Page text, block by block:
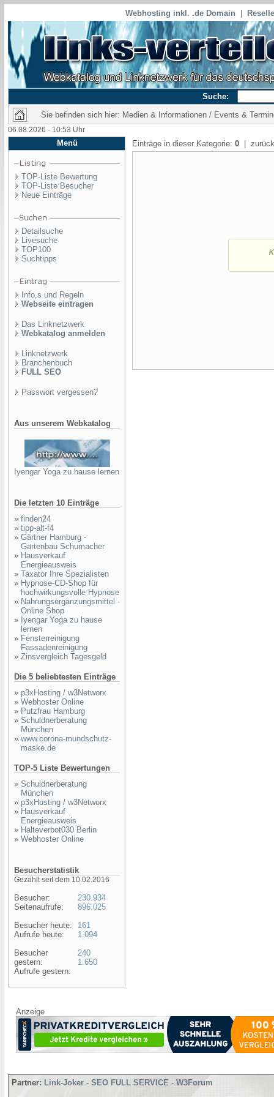
Webhosting inkl. .de Domain
Suche:
Sie befinden sich hier: Medien & Informationen / Events &
06.08.2026 - 10:53 Uhr
Menü
TOP-Liste Bewertung
TOP-Liste Besucher
Neue Einträge
Detailsuche
Livesuche
TOP100
Suchtipps
Info,s und Regeln
Webseite eintragen
Das Linknetzwerk
Webkatalog anmelden
Linknetzwerk
Branchenbuch
FULL SEO
Passwort vergessen?
Aus unserem Webkatalog
Iyengar Yoga zu hause lernen
Die letzten 10 Einträge
» finden24
» tipp-alt-f4
» Gärtner Hamburg -
Gartenbau Schumacher
» Hausverkauf
Energieausweis
» Taxator Ihre Spezialisten
» Hypnose-CD-Shop für
hochwirkungsvolle Hypnose
» Nahrungsergänzungsmittel -
Online Shop
» Iyengar Yoga zu hause
lernen
» Fensterreinigung
Fassadenreinigung
» Zinsvergleich Tagesgeld
Die 5 beliebtesten Einträge
» p3xHosting / w3Networx
» Webhoster Online
» Putzfrau Hamburg
» Schuldnerberatung
München
» www.corona-mundschutz-
maske.de
TOP-5 Liste Bewertungen
» Schuldnerberatung
München
» p3xHosting / w3Networx
» Hausverkauf
Energieausweis
» Halteverbot030 Berlin
» Webhoster Online
Besucherstatistik
Gezählt seit dem 10.02.2016
Besucher:
Seitenaufrufe:
Besucher heute:
Aufrufe heute:
Besucher
gestern:
Aufrufe gestern:
230.934
896.025
161
1.094
240
1.650
Einträge in dieser Kategorie: 0 |
Anzeige
Partner: Link-Joker - SEO FULL SERVICE - W3Forum